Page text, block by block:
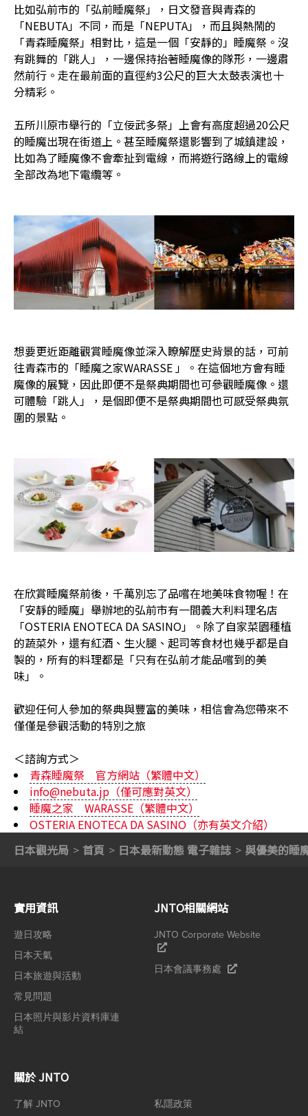
比如弘前市的「弘前睡魔祭」，日文發音與青森的
「NEBUTA」不同，而是「NEPUTA」，而且與熱鬧的
「青森睡魔祭」相對比，這是一個「安靜的」睡魔祭。沒
有跳舞的「跳人」，一邊保持抬著睡魔像的隊形，一邊肅
然前行。走在最前面的直徑約3公尺的巨大太鼓表演也十
分精彩。
五所川原市舉行的「立佞武多祭」上會有高度超過20公尺
的睡魔出現在街道上。甚至睡魔祭還影響到了城鎮建設，
比如為了睡魔像不會牽扯到電線，而將遊行路線上的電線
全部改為地下電纜等。
想要更近距離觀賞睡魔像並深入瞭解歷史背景的話，可前
往青森市的「睡魔之家WARASSE 」。在這個地方會有睡
魔像的展覽，因此即便不是祭典期間也可參觀睡魔像。還
可體驗「跳人」，是個即便不是祭典期間也可感受祭典氛
圍的景點。
在欣賞睡魔祭前後，千萬別忘了品嚐在地美味食物喔！在
「安靜的睡魔」舉辦地的弘前市有一間義大利料理名店
「OSTERIA ENOTECA DA SASINO」。除了自家菜園種植
的蔬菜外，還有紅酒、生火腿、起司等食材也幾乎都是自
製的，所有的料理都是「只有在弘前才能品嚐到的美
味」。
歡迎任何人參加的祭典與豐富的美味，相信會為您帶來不
僅僅是參觀活動的特別之旅
＜諮詢方式＞
青森睡魔祭 官方網站（繁體中文）
info@nebuta.jp（僅可應對英文）
睡魔之家 WARASSE（繁體中文）
OSTERIA ENOTECA DA SASINO（亦有英文介紹）
日本觀光局
首頁 日本最新動態 電子雜誌 與優美的睡
實用資訊
遊日攻略
日本天氣
日本旅遊與活動
常見問題
日本照片與影片資料庫連
結
JNTO相關網站
JNTO Corporate Website
日本會議事務處
關於 JNTO
了解 JNTO 私隱政策